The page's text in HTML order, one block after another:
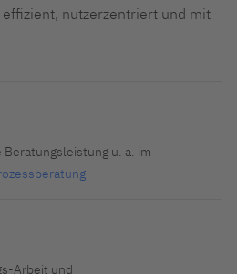
nutzerzentriert und mit
Beratungsleistung u. a. im
Arbeit und